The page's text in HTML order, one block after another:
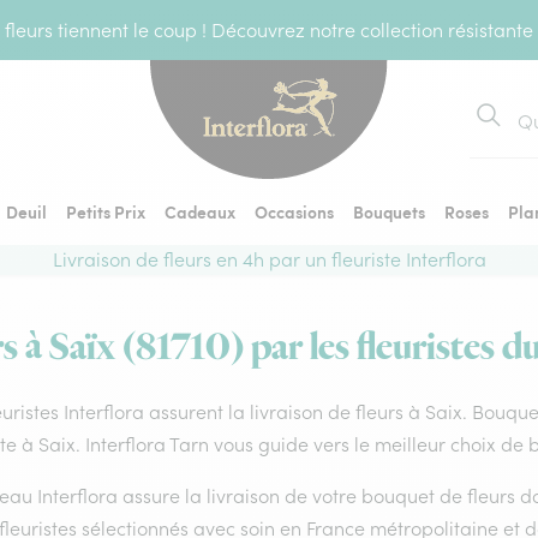
fleurs tiennent le coup ! Découvrez notre collection
Deuil Petits Prix Cadeaux Occasions Bouquets Roses
Livraison de fleurs en 4h par un fleuriste Interflora
à Saïx (81710) par les fleuristes
Interflora assurent la livraison de fleurs à Saix.
à Saix. Interflora Tarn vous guide vers le meilleur choix de
Interflora assure la livraison de votre bouquet de fleurs
sélectionnés avec soin en France métropolitaine et